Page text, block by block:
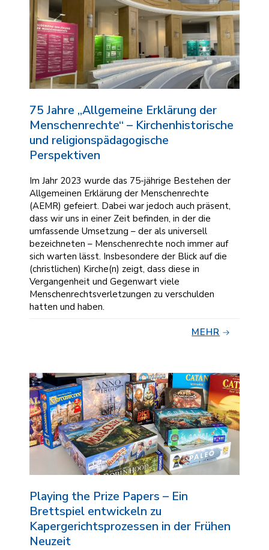
75 Jahre „Allgemeine Erklärung der
Menschenrechte“ – Kirchenhistorische
und religionspädagogische
Perspektiven
Im Jahr 2023 wurde das 75-jährige Bestehen der
Allgemeinen Erklärung der Menschenrechte
(AEMR) gefeiert. Dabei war jedoch auch präsent,
dass wir uns in einer Zeit befinden, in der die
umfassende Umsetzung – der als universell
bezeichneten – Menschenrechte noch immer auf
sich warten lässt. Insbesondere der Blick auf die
(christlichen) Kirche(n) zeigt, dass diese in
Vergangenheit und Gegenwart viele
Menschenrechtsverletzungen zu verschulden
hatten und haben.
MEHR
Playing the Prize Papers – Ein
Brettspiel entwickeln zu
Kapergerichtsprozessen in der Frühen
Neuzeit